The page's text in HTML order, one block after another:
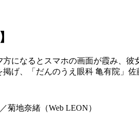
になるとスマホの画面が霞み
げ、「だんのうえ眼科 亀有院」佐
地奈緒（Web LEON）